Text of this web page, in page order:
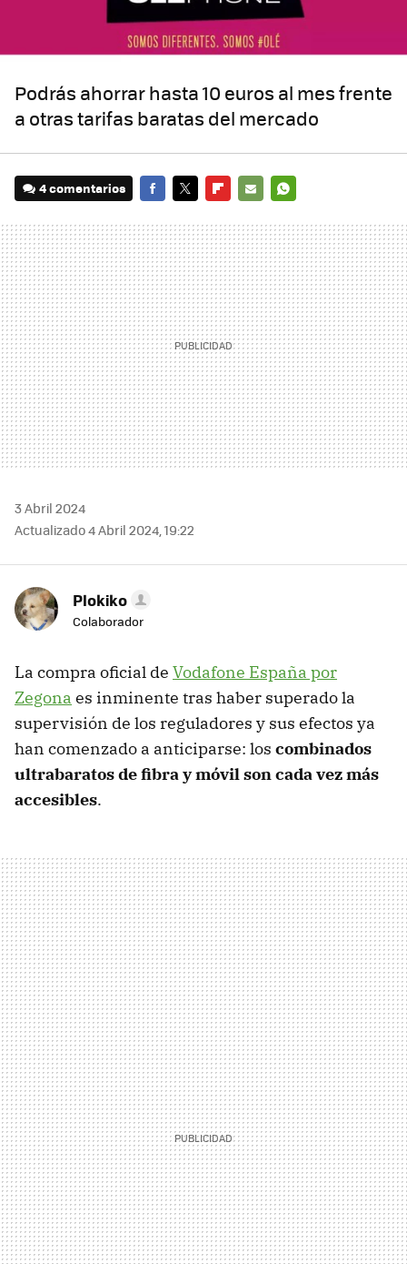
Podrás ahorrar hasta 10 euros al mes frente
a otras tarifas baratas del mercado
4 comentarios
MAIL
3 Abril 2024
Actualizado 4 Abril 2024, 19:22
Plokiko
Colaborador
La compra oficial de Vodafone España por
Zegona es inminente tras haber superado la
supervisión de los reguladores y sus efectos ya
han comenzado a anticiparse: los combinados
ultrabaratos de fibra y móvil son cada vez más
accesibles.